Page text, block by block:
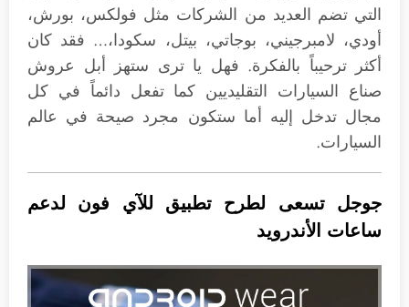
التي تضم العديد من الشركات مثل فولكس، بورش،
أودي، لامبرجيني، بوجاتي، بيتل، سكودا،… فقد كان
أكثر ترحيباً بالفكرة. فهل يا ترى ستهز أبل عروش
صناع السيارات التقليديين كما تفعل دائماً في كل
مجال تدخل إليه أما ستكون مجرد صيحة في عالم
السيارات.
جوجل تسعى لطرح تطبيق للآي فون لدعم
ساعات الأندرويد